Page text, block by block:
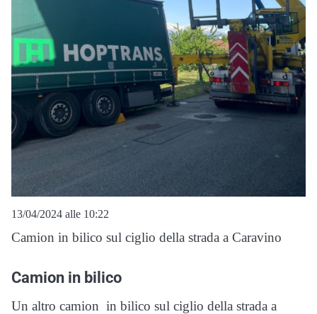
13/04/2024 alle 10:22
Camion in bilico sul ciglio della strada a Caravino
Camion in bilico
Un altro camion in bilico sul ciglio della strada a